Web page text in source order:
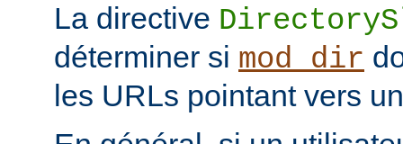
La directive
déterminer si mod_dir
les URLs pointant vers